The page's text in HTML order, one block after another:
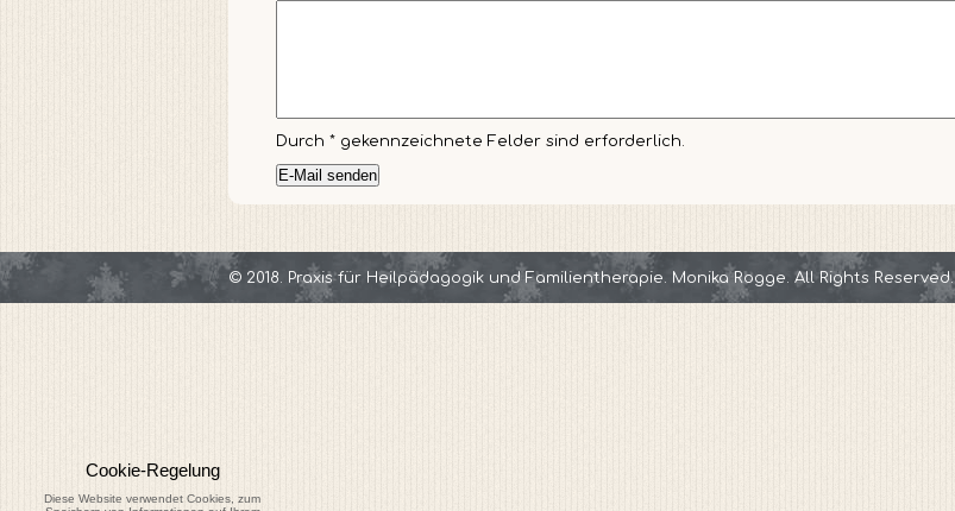
Durch * gekennzeichnete Felder sind erforderlich.
© 2018. Praxis für Heilpädagogik und Familientherapie. Monika Rogge. All Rights Reserved.
Cookie-Regelung
Diese Website verwendet Cookies, zum